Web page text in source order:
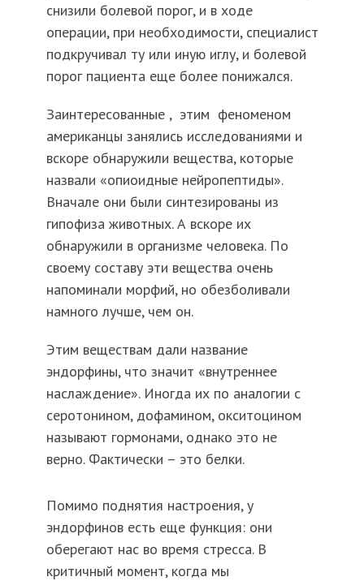
снизили болевой порог, и в ходе
операции, при необходимости, специалист
подкручивал ту или иную иглу, и болевой
порог пациента еще более понижался.
Заинтересованные , этим феноменом
американцы занялись исследованиями и
вскоре обнаружили вещества, которые
назвали «опиоидные нейропептиды».
Вначале они были синтезированы из
гипофиза животных. А вскоре их
обнаружили в организме человека. По
своему составу эти вещества очень
напоминали морфий, но обезболивали
намного лучше, чем он.
Этим веществам дали название
эндорфины, что значит «внутреннее
наслаждение». Иногда их по аналогии с
серотонином, дофамином, окситоцином
называют гормонами, однако это не
верно. Фактически – это белки.
Помимо поднятия настроения, у
эндорфинов есть еще функция: они
оберегают нас во время стресса. В
критичный момент, когда мы